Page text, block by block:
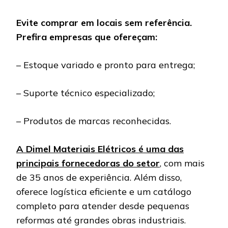
Evite comprar em locais sem referência.
Prefira empresas que ofereçam:
– Estoque variado e pronto para entrega;
– Suporte técnico especializado;
– Produtos de marcas reconhecidas.
A Dimel Materiais Elétricos é uma das
principais fornecedoras do setor, com mais
de 35 anos de experiência. Além disso,
oferece logística eficiente e um catálogo
completo para atender desde pequenas
reformas até grandes obras industriais.